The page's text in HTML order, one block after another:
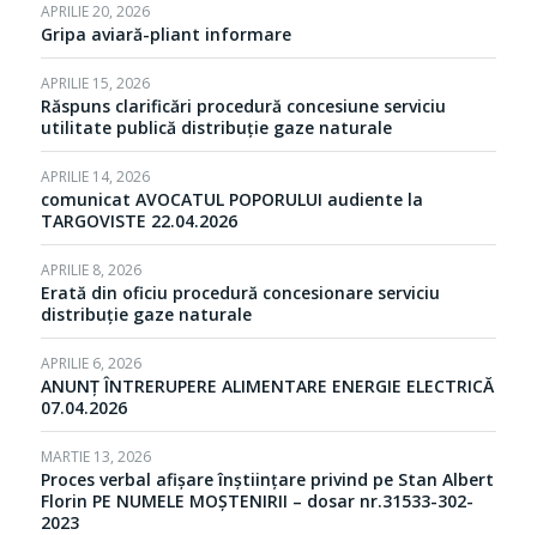
APRILIE 20, 2026
Gripa aviară-pliant informare
APRILIE 15, 2026
Răspuns clarificări procedură concesiune serviciu
utilitate publică distribuție gaze naturale
APRILIE 14, 2026
comunicat AVOCATUL POPORULUI audiente la
TARGOVISTE 22.04.2026
APRILIE 8, 2026
Erată din oficiu procedură concesionare serviciu
distribuție gaze naturale
APRILIE 6, 2026
ANUNȚ ÎNTRERUPERE ALIMENTARE ENERGIE ELECTRICĂ
07.04.2026
MARTIE 13, 2026
Proces verbal afișare înștiințare privind pe Stan Albert
Florin PE NUMELE MOȘTENIRII – dosar nr.31533-302-
2023